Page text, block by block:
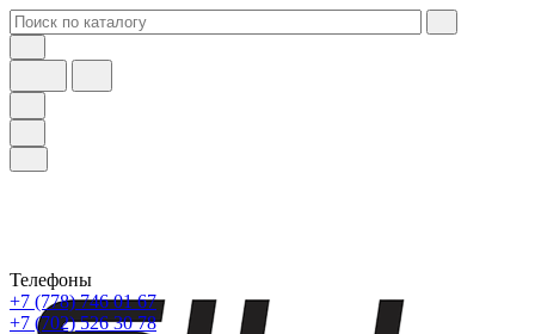
Телефоны
+7 (778) 746 01 67
+7 (702) 526 30 78